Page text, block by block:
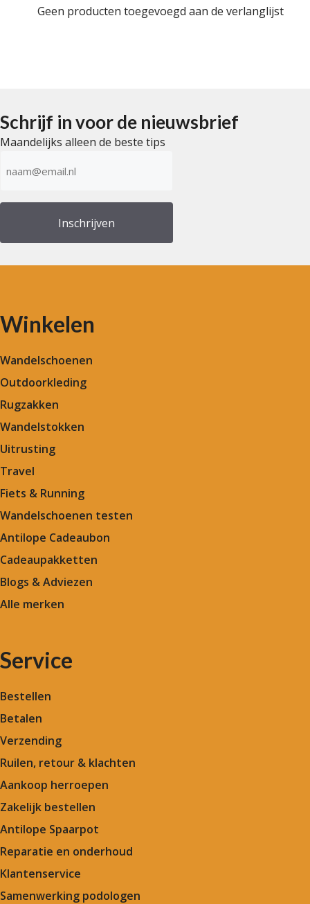
Geen producten toegevoegd aan de verlanglijst
Schrijf in voor de nieuwsbrief
Maandelijks alleen de beste tips
mailadres
Winkelen
Wandelschoenen
Outdoorkleding
Rugzakken
Wandelstokken
Uitrusting
Travel
Fiets & Running
Wandelschoenen testen
Antilope Cadeaubon
Cadeaupakketten
Blogs & Adviezen
Alle merken
Service
Bestellen
Betalen
Verzending
Ruilen, retour & klachten
Aankoop herroepen
Zakelijk bestellen
Antilope Spaarpot
Reparatie en onderhoud
Klantenservice
Samenwerking podologen